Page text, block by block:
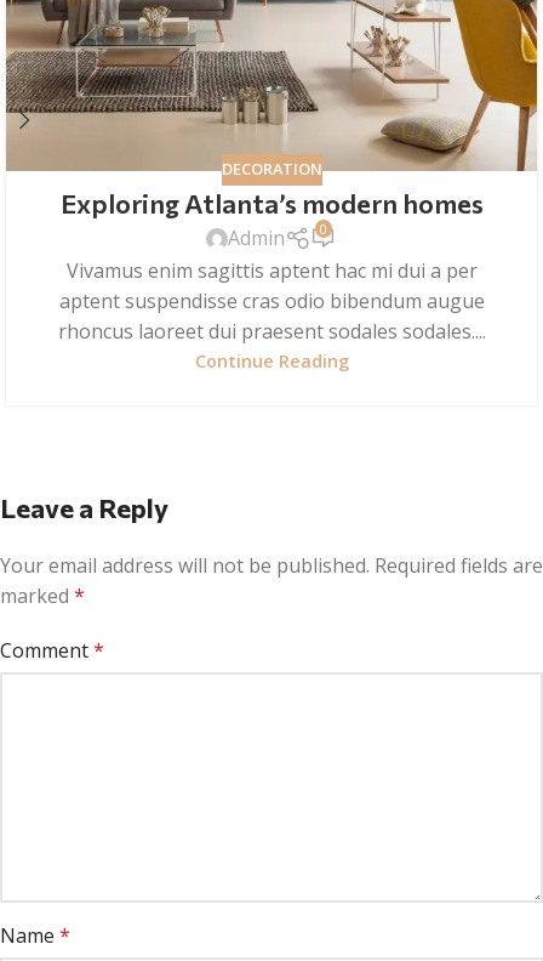
DECORATION
Exploring Atlanta’s modern homes
Admin 0
Vivamus enim sagittis aptent hac mi dui a per
aptent suspendisse cras odio bibendum augue
rhoncus laoreet dui praesent sodales sodales....
Continue Reading
Leave a Reply
Your email address will not be published. Required fields are
marked *
Comment*
Name *